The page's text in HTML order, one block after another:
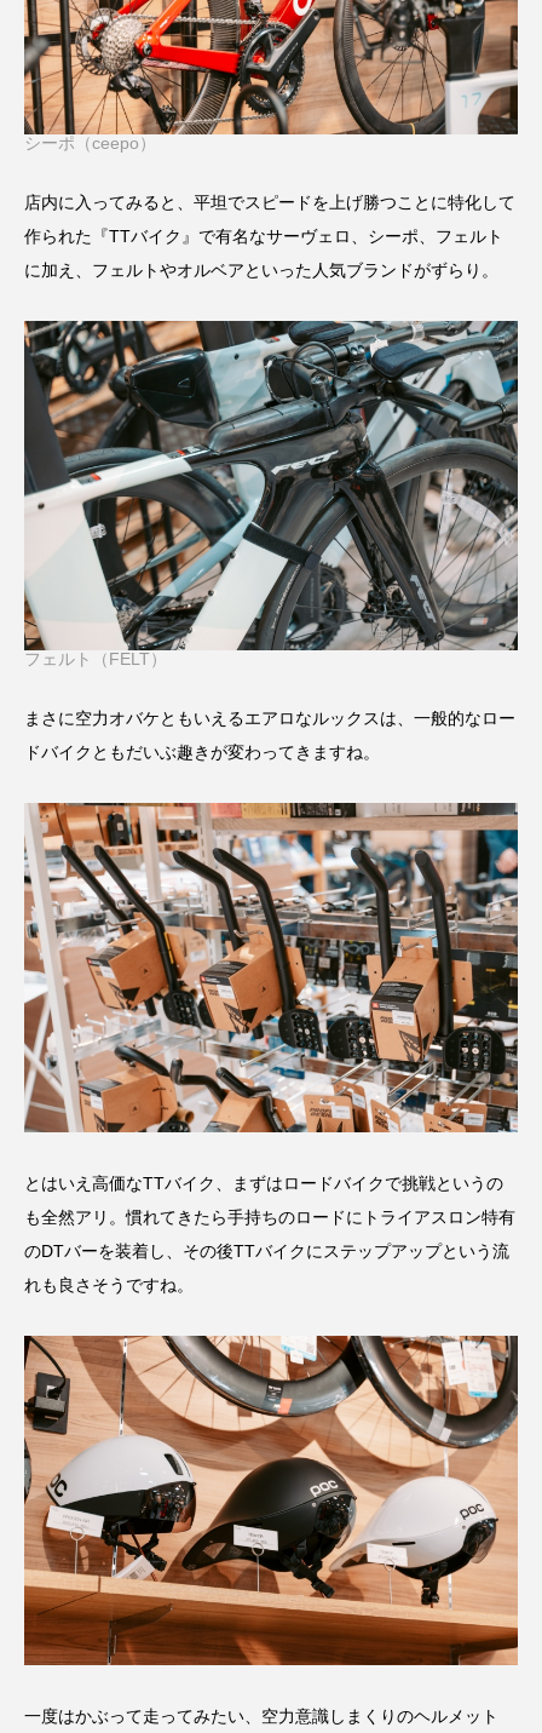
シーポ（ceepo）
店内に入ってみると、平坦でスピードを上げ勝つことに特化して
作られた『TTバイク』で有名なサーヴェロ、シーポ、フェルト
に加え、フェルトやオルベアといった人気ブランドがずらり。
フェルト（FELT）
まさに空力オバケともいえるエアロなルックスは、一般的なロー
ドバイクともだいぶ趣きが変わってきますね。
とはいえ高価なTTバイク、まずはロードバイクで挑戦というの
も全然アリ。慣れてきたら手持ちのロードにトライアスロン特有
のDTバーを装着し、その後TTバイクにステップアップという流
れも良さそうですね。
一度はかぶって走ってみたい、空力意識しまくりのヘルメット